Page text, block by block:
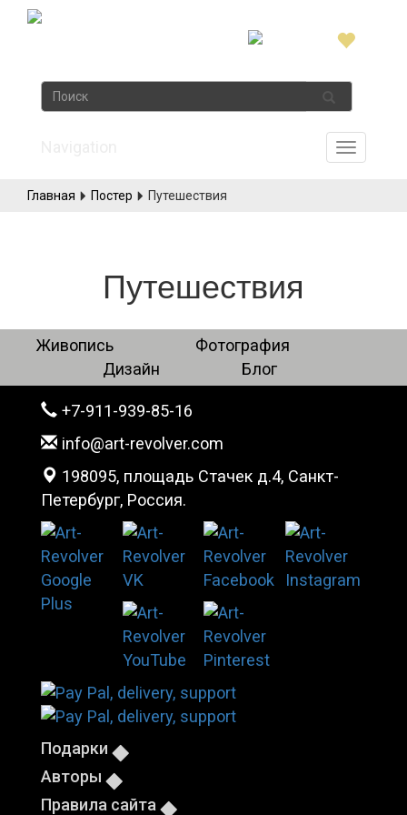
Главная Постер Путешествия
Путешествия
Живопись
Фотография
Дизайн
Блог
+7-911-939-85-16
info@art-revolver.com
198095, площадь Стачек д.4, Санкт-
Петербург, Россия.
Подарки
Авторы
Правила сайта